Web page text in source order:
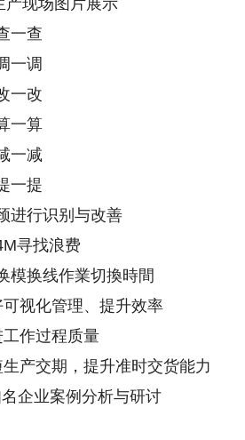
产现场图片展示
一查
一调
一改
一算
一减
一提
进行识别与改善
寻找浪费
模换线作業切換時間
可视化管理、提升效率
作过程质量
产交期，提升准时交货能力
企业案例分析与研讨